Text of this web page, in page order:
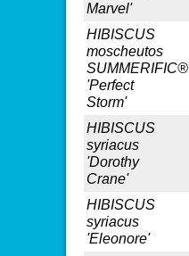
Marvel'
HIBISCUS
moscheutos
SUMMERIFIC®
'Perfect
Storm'
HIBISCUS
syriacus
'Dorothy
Crane'
HIBISCUS
syriacus
'Eleonore'